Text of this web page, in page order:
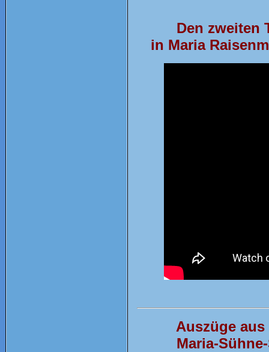
Den zweiten
in Maria
Auszüge aus
Maria-